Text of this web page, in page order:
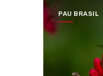
PAU BRASIL